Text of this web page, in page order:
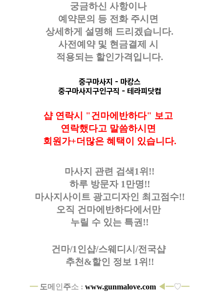
궁금하신 사항이나
예약문의 등 전화 주시면
상세하게 설명해 드리겠습니다.
사전예약 및 현금결제 시
적용되는 할인가격입니다.
중구마사지 - 마캉스
중구마사지구인구직 - 테라피닷컴
샵 연락시 "건마에반하다" 보고
연락했다고 말씀하시면
회원가+더많은 혜택이 있습니다.
마사지 관련 검색1위!!
하루 방문자 1만명!!
마사지사이트 광고디자인 최고점수!!
오직 건마에반하다에서만
누릴 수 있는 특권!!
건마/1인샵/스웨디시/전국샵
추천&할인 정보 1위!!
━ 도메 인 주소 : www.gunmalove.com ◀ ━♡━